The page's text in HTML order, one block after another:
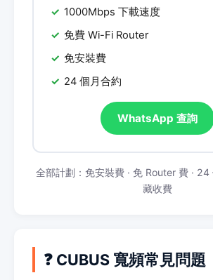
1000Mbps 下載速度
免費 Wi-Fi Router
免安裝費
24 個月合約
WhatsApp 查詢
全部計劃：免安裝費 · 免 Router 費 · 24
藏收費
❓ CUBUS 寬頻常見問題